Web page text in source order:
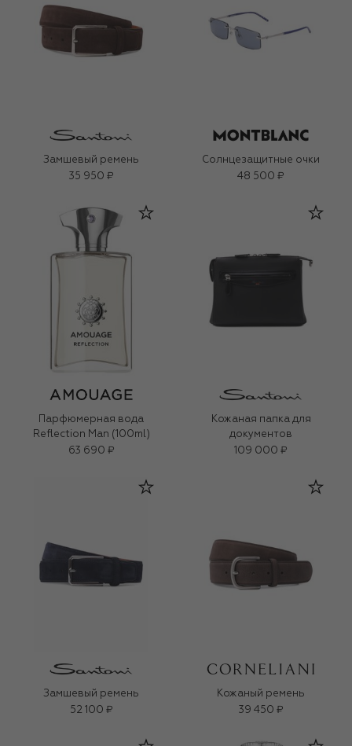
Замшевый ремень
35 950 ₽
Солнцезащитные очки
48 500 ₽
Парфюмерная вода
Reflection Man (100ml)
63 690 ₽
Кожаная папка для
документов
109 000 ₽
Замшевый ремень
52 100 ₽
Кожаный ремень
39 450 ₽